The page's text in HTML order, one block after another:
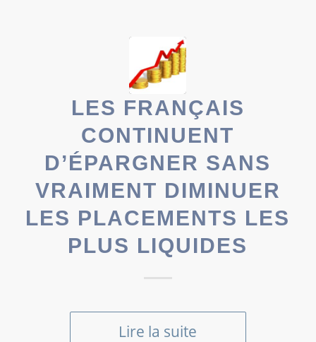
LES FRANÇAIS
CONTINUENT
D’ÉPARGNER SANS
VRAIMENT DIMINUER
LES PLACEMENTS LES
PLUS LIQUIDES
Lire la suite